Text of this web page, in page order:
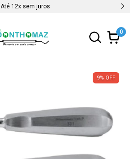
Até 12x sem juros
0
9% OFF